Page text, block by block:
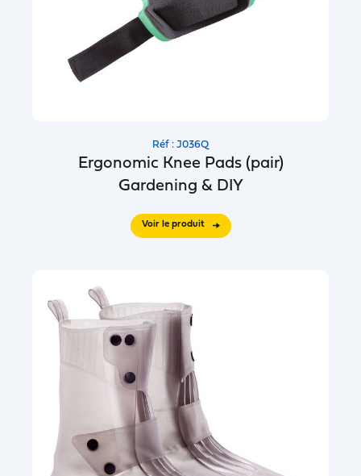
Réf : J036Q
Ergonomic Knee Pads (pair)
Gardening & DIY
Voir le produit